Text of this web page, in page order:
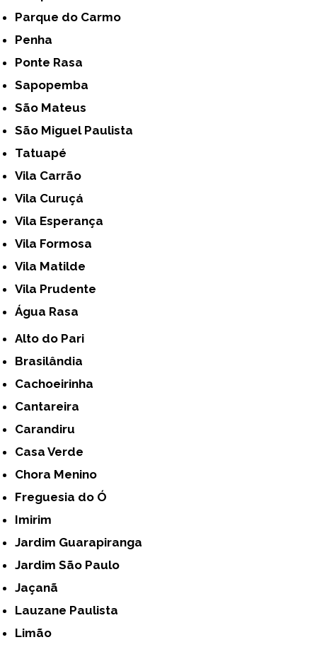
Parque do Carmo
Penha
Ponte Rasa
Sapopemba
São Mateus
São Miguel Paulista
Tatuapé
Vila Carrão
Vila Curuçá
Vila Esperança
Vila Formosa
Vila Matilde
Vila Prudente
Água Rasa
Alto do Pari
Brasilândia
Cachoeirinha
Cantareira
Carandiru
Casa Verde
Chora Menino
Freguesia do Ó
Imirim
Jardim Guarapiranga
Jardim São Paulo
Jaçanã
Lauzane Paulista
Limão